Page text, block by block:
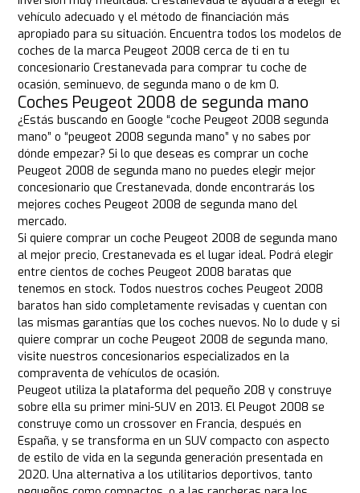
vehículo adecuado y el método de financiación más
apropiado para su situación. Encuentra todos los modelos de
coches de la marca Peugeot 2008 cerca de ti en tu
concesionario Crestanevada para comprar tu coche de
ocasión, seminuevo, de segunda mano o de km 0.
Coches Peugeot 2008 de segunda mano
¿Estás buscando en Google “coche Peugeot 2008 segunda
mano” o “peugeot 2008 segunda mano” y no sabes por
dónde empezar? Si lo que deseas es comprar un coche
Peugeot 2008 de segunda mano no puedes elegir mejor
concesionario que Crestanevada, donde encontrarás los
mejores coches Peugeot 2008 de segunda mano del
mercado.
Si quiere comprar un coche Peugeot 2008 de segunda mano
al mejor precio, Crestanevada es el lugar ideal. Podrá elegir
entre cientos de coches Peugeot 2008 baratas que
tenemos en stock. Todos nuestros coches Peugeot 2008
baratos han sido completamente revisadas y cuentan con
las mismas garantías que los coches nuevos. No lo dude y si
quiere comprar un coche Peugeot 2008 de segunda mano,
visite nuestros concesionarios especializados en la
compraventa de vehículos de ocasión.
Peugeot utiliza la plataforma del pequeño 208 y construye
sobre ella su primer mini-SUV en 2013. El Peugot 2008 se
construye como un crossover en Francia, después en
España, y se transforma en un SUV compacto con aspecto
de estilo de vida en la segunda generación presentada en
2020. Una alternativa a los utilitarios deportivos, tanto